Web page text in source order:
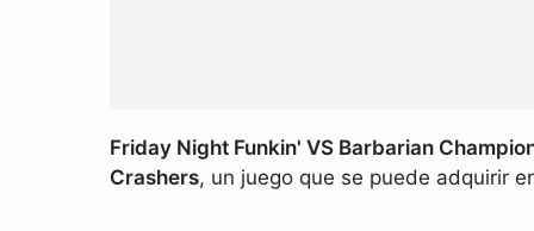
Friday Night Funkin' VS Barbarian
Crashers, un juego que se puede adquirir